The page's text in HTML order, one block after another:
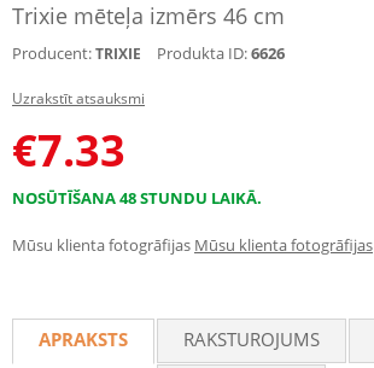
Trixie mēteļa izmērs 46 cm
Producent:TRIXIE Produkta ID:6626
Uzrakstīt atsauksmi
€7.33
NOSŪTĪŠANA 48 STUNDU LAIKĀ.
Mūsu klienta fotogrāfijas Mūsu klienta fotogrāfijas
APRAKSTS RAKSTUROJUMS